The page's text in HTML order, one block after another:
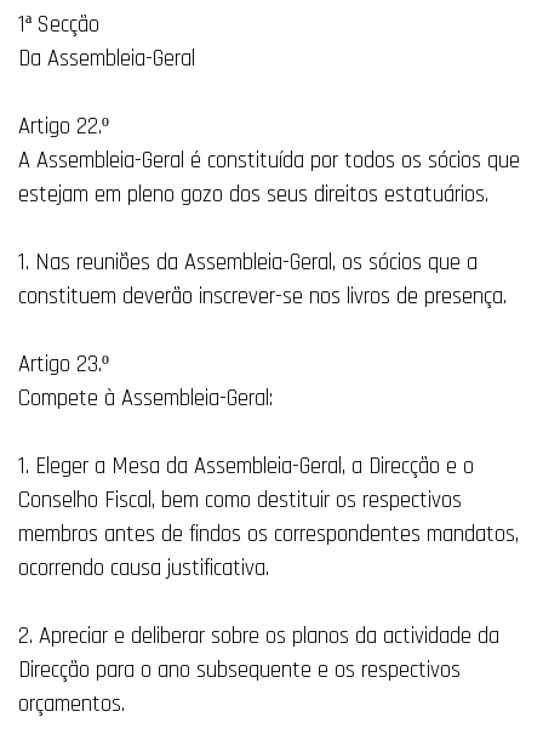
1ª Secção
Da Assembleia-Geral
Artigo 22.º
A Assembleia-Geral é constituída por todos os sócios que
estejam em pleno gozo dos seus direitos estatuários.
1. Nas reuniões da Assembleia-Geral, os sócios que a
constituem deverão inscrever-se nos livros de presença.
Artigo 23.º
Compete à Assembleia-Geral:
1. Eleger a Mesa da Assembleia-Geral, a Direcção e o
Conselho Fiscal, bem como destituir os respectivos
membros antes de findos os correspondentes mandatos,
ocorrendo causa justificativa.
2. Apreciar e deliberar sobre os planos da actividade da
Direcção para o ano subsequente e os respectivos
orçamentos.